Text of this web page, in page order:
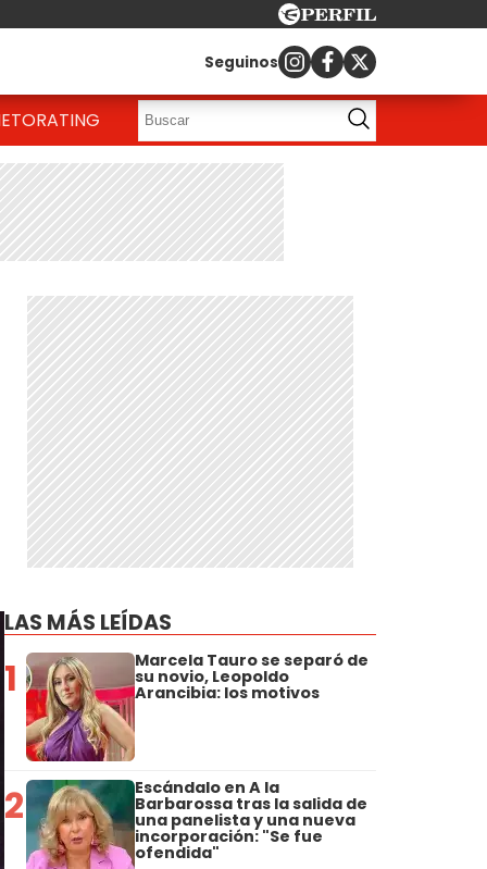
Seguinos
RATING
LAS MÁS LEÍDAS
1 Marcela Tauro se separó de
su novio, Leopoldo
Arancibia: los motivos
2 Escándalo en A la
Barbarossa tras la salida de
una panelista y una nueva
incorporación: "Se fue
ofendida"